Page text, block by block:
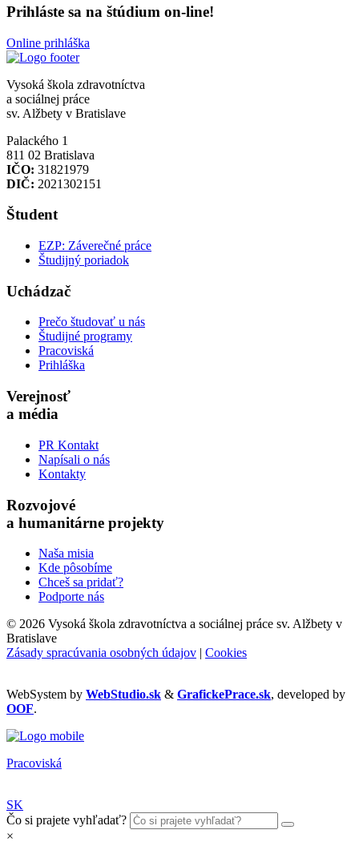
Prihláste sa na štúdium on-line!
Online prihláška
Vysoká škola zdravotníctva
a sociálnej práce
sv. Alžbety v Bratislave
Palackého 1
811 02 Bratislava
IČO: 31821979
DIČ: 2021302151
Študent
EZP: Záverečné práce
Študijný poriadok
Uchádzač
Prečo študovať u nás
Študijné programy
Pracoviská
Prihláška
Verejnosť
a média
PR Kontakt
Napísali o nás
Kontakty
Rozvojové
a humanitárne projekty
Naša misia
Kde pôsobíme
Chceš sa pridať?
Podporte nás
© 2026 Vysoká škola zdravotníctva a sociálnej práce sv. Alžbety v
Bratislave
Zásady spracúvania osobných údajov | Cookies
WebSystem by WebStudio.sk & GrafickePrace.sk, developed by
OOF.
Pracoviská
SK
Čo si prajete vyhľadať?
×